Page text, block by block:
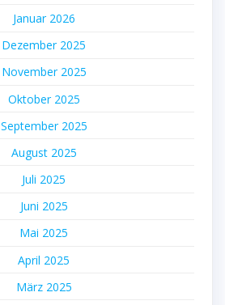
Januar 2026
Dezember 2025
November 2025
Oktober 2025
September 2025
August 2025
Juli 2025
Juni 2025
Mai 2025
April 2025
März 2025